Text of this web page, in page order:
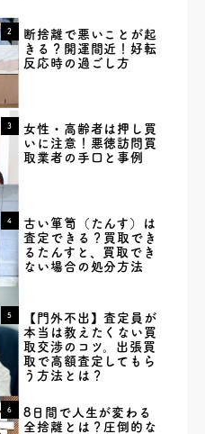
2
断捨離で悪いことが起
きる？開運間近！好転
反応時の過ごし方
3
女性・高齢者は押し買
いに注意！悪徳訪問買
取業者の手口と事例
4
古い箪笥（たんす）は
査定できる？買取でき
るたんすと、買取でき
ない場合の処分方法
5
【門外不出】査定員が
本当は教えたくない買
取交渉のコツ。出張買
取で高額査定してもら
う方法とは？
6
8日間で人生が変わる
全捨離とは？圧倒的な